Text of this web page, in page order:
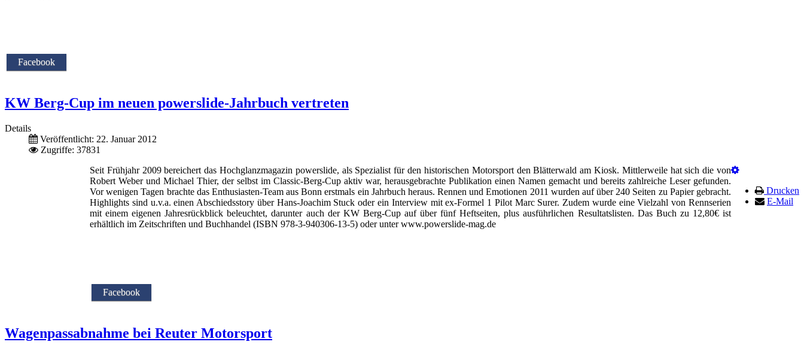
Facebook
KW Berg-Cup im neuen powerslide-Jahrbuch vertreten
Details
Veröffentlicht: 22. Januar 2012
Zugriffe: 37831
Drucken
E-Mail
Seit Frühjahr 2009 bereichert das Hochglanzmagazin powerslide, als Spezialist für den historischen Motorsport den Blätterwald am Kiosk. Mittlerweile hat sich die von
Robert Weber und Michael Thier, der selbst im Classic-Berg-Cup aktiv war, herausgebrachte Publikation einen Namen gemacht und bereits zahlreiche Leser gefunden.
Vor wenigen Tagen brachte das Enthusiasten-Team aus Bonn erstmals ein Jahrbuch heraus. Rennen und Emotionen 2011 wurden auf über 240 Seiten zu Papier gebracht.
Highlights sind u.v.a. einen Abschiedsstory über Hans-Joachim Stuck oder ein Interview mit ex-Formel 1 Pilot Marc Surer. Zudem wurde eine Vielzahl von Rennserien
mit einem eigenen Jahresrückblick beleuchtet, darunter auch der KW Berg-Cup auf über fünf Heftseiten, plus ausführlichen Resultatslisten. Das Buch zu 12,80€ ist
erhältlich im Zeitschriften und Buchhandel (ISBN 978-3-940306-13-5) oder unter www.powerslide-mag.de
Facebook
Wagenpassabnahme bei Reuter Motorsport